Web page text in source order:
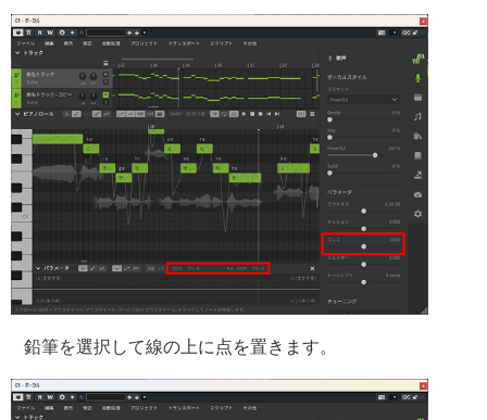
鉛筆を選択して線の上に点を置きます。